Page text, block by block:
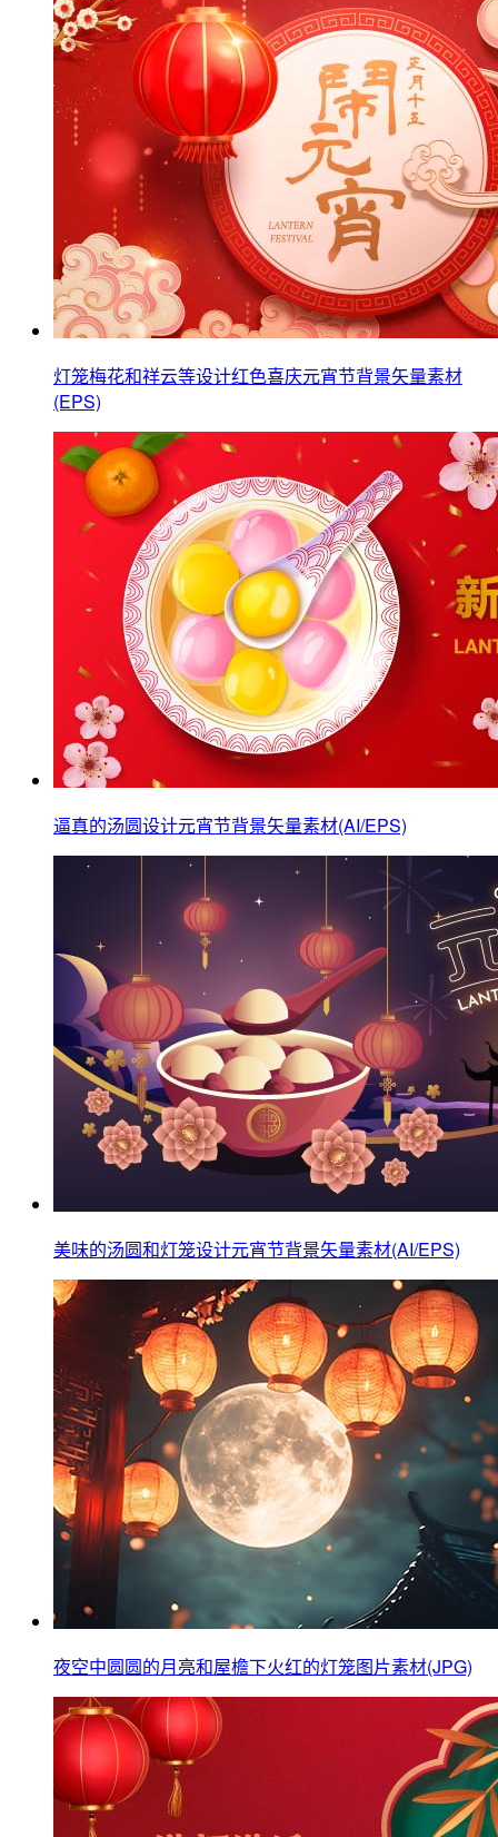
灯笼梅花和祥云等设计红色喜庆元宵节背景矢量素材
(EPS)
逼真的汤圆设计元宵节背景矢量素材(AI/EPS)
美味的汤圆和灯笼设计元宵节背景矢量素材(AI/EPS)
夜空中圆圆的月亮和屋檐下火红的灯笼图片素材(JPG)